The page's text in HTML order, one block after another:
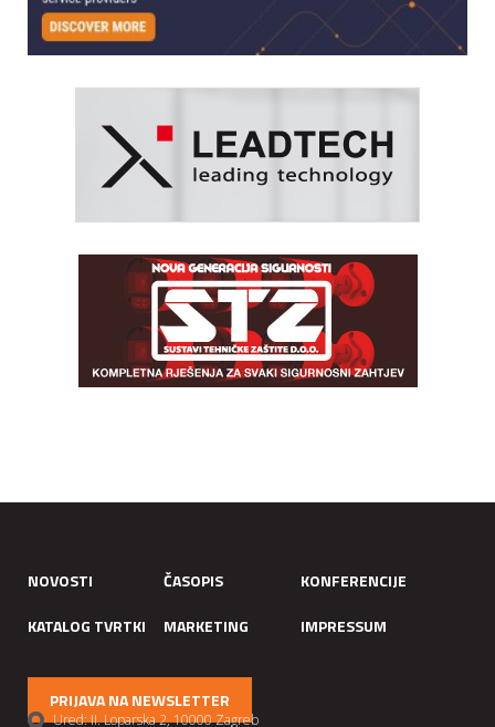
NOVOSTI ČASOPIS
KONFERENCIJE
KATALOG TVRTKI
MARKETING IMPRESSUM
PRIJAVA NA NEWSLETTER
Ured: II. Loparska 2, 10000 Zagreb